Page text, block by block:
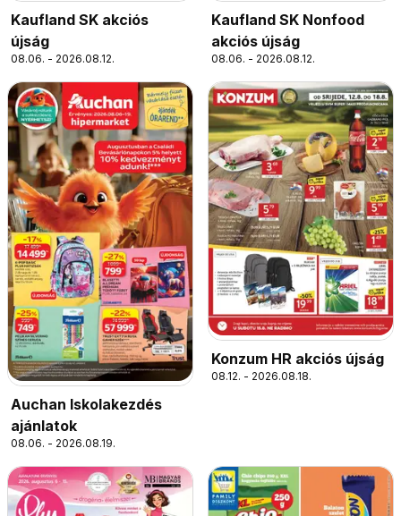
Kaufland SK akciós
újság
08.06. - 2026.08.12.
Kaufland SK Nonfood
akciós újság
08.06. - 2026.08.12.
Auchan Iskolakezdés
ajánlatok
08.06. - 2026.08.19.
Konzum HR akciós újság
08.12. - 2026.08.18.